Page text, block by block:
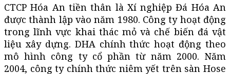
CTCP Hóa An tiền thân là Xí nghiệp Đá Hóa An
được thành lập vào năm 1980. Công ty hoạt động
trong lĩnh vực khai thác mỏ và chế biến đá vật
liệu xây dựng. DHA chính thức hoạt động theo
mô hình công ty cổ phần từ năm 2000. Năm
2004, công ty chính thức niêm yết trên sàn Hose